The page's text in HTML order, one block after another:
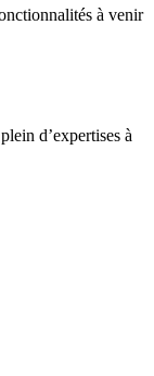
à venir
d’expertises à